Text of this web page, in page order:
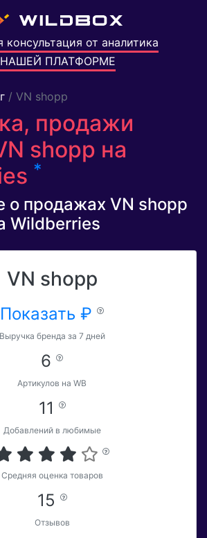
консультация от аналитика
ПЛАТФОРМЕ
/ VN shopp
продажи
shopp на
*
о продажах VN shopp
Wildberries
VN shopp
Показать ₽
Выручка бренда за 7 дней
6
Артикулов на WB
11
Добавлений в любимые
Средняя оценка товаров
15
Отзывов